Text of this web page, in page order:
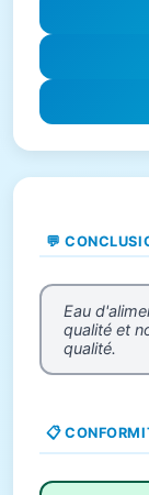
💬
Eau
qualité et
qualité.
📋